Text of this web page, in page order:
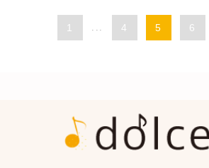
1 ... 4 5 6